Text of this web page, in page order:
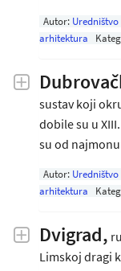
Autor: Uredništvo
arhitektura
sustav koji
dobile su u
su od
Autor: Uredništvo
arhitektura
Dvigrad,
Limskoj dragi